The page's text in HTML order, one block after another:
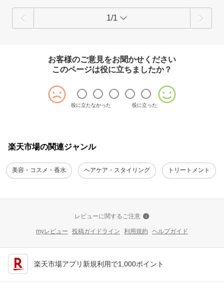
1/1
お客様のご意見をお聞かせください
このページは役に立ちましたか？
役に立たなかった 役に立った
楽天市場の関連ジャンル
美容・コスメ・香水 ヘアケア・スタイリング トリートメント
レビューに関するご注意
myレビュー 投稿ガイドライン 利用規約 ヘルプガイド
楽天市場アプリ新規利用で1,000ポイント